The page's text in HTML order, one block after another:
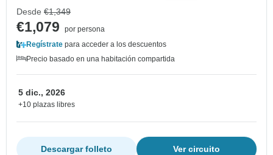
Desde €1,349
€1,079
por persona
Regístrate para acceder a los descuentos
Precio basado en una habitación compartida
5 dic., 2026
+10 plazas libres
Ver circuito
Descargar folleto